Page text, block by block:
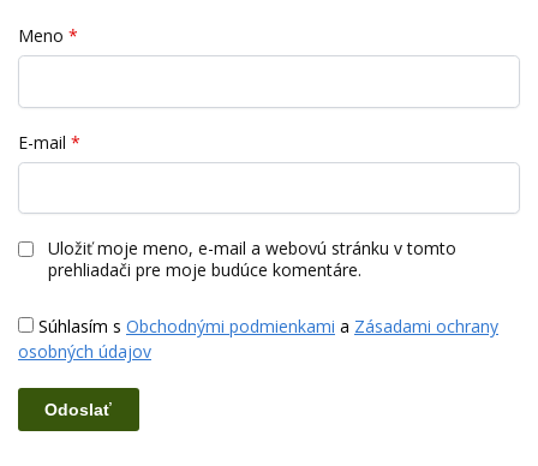
Meno *
E-mail *
Uložiť moje meno, e-mail a webovú stránku v tomto
prehliadači pre moje budúce komentáre.
Súhlasím s Obchodnými podmienkami a Zásadami ochrany
osobných údajov